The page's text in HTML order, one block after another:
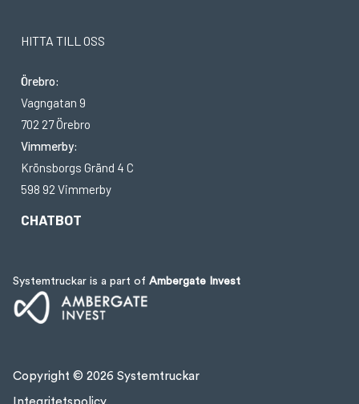
HITTA TILL OSS
Örebro:
Vagngatan 9
702 27 Örebro
Vimmerby:
Krönsborgs Gränd 4 C
598 92 Vimmerby
CHATBOT
Copyright © 2026 Systemtruckar
Systemtruckar is a part of Ambergate Invest